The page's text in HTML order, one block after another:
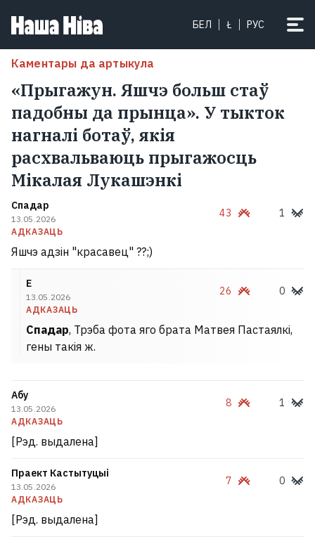
БЕЛ Ł РУС
Каментары да артыкула
«Прыгажун. Яшчэ больш стаў
падобны да прынца». У тыкток
нагналі ботаў, якія
расхвальваюць прыгажосць
Мікалая Лукашэнкі
Спадар
13.05.2026
АДКАЗАЦЬ
43 1
Яшчэ адзін "красавец" ??;)
Е
13.05.2026
АДКАЗАЦЬ
26 0
Спадар, Трэба фота яго брата Матвея Пастаялкі,
гены такія ж.
Абу
13.05.2026
АДКАЗАЦЬ
8 1
[Рэд. выдалена]
Праект Кастытуцыі
13.05.2026
АДКАЗАЦЬ
7 0
[Рэд. выдалена]